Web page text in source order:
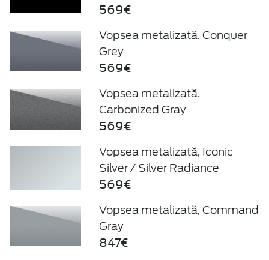
569€
Vopsea metalizată, Conquer
Grey
569€
Vopsea metalizată,
Carbonized Gray
569€
Vopsea metalizată, Iconic
Silver / Silver Radiance
569€
Vopsea metalizată, Command
Gray
847€